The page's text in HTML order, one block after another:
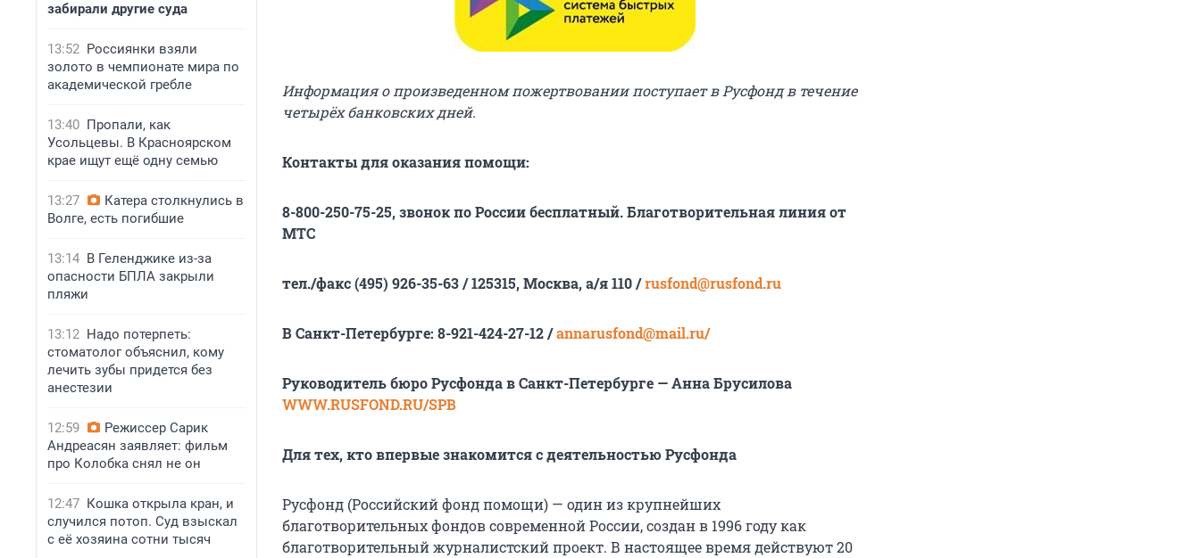
забирали другие суда
13:52 Россиянки взяли
золото в чемпионате мира по
академической гребле
13:40 Пропали, как
Усольцевы. В Красноярском
крае ищут ещё одну семью
13:27
Катера столкнулись в
Волге, есть погибшие
13:14 В Геленджике из-за
опасности БПЛА закрыли
пляжи
13:12 Надо потерпеть:
стоматолог объяснил, кому
лечить зубы придется без
анестезии
12:59
Режиссер Сарик
Андреасян заявляет: фильм
про Колобка снял не он
12:47 Кошка открыла кран, и
случился потоп. Суд взыскал
с её хозяина сотни тысяч
Информация о произведенном пожертвовании поступает в Русфонд в течение
четырёх банковских дней.
Контакты для оказания помощи:
8-800-250-75-25, звонок по России бесплатный. Благотворительная линия от
МТС
тел./факс (495) 926-35-63 / 125315, Москва, а/я 110 /rusfond@rusfond.ru
В Санкт-Петербурге: 8-921-424-27-12 /annarusfond@mail.ru/
Руководитель бюро Русфонда в Санкт-Петербурге — Анна Брусилова
WWW.RUSFOND.RU/SPB
Для тех, кто впервые знакомится с деятельностью Русфонда
Русфонд (Российский фонд помощи) — один из крупнейших
благотворительных фондов современной России, создан в 1996 году как
благотворительный журналистский проект. В настоящее время действуют 20